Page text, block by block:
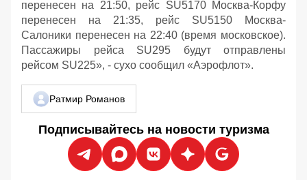
перенесен на 21:50, рейс SU5170 Москва-Корфу
перенесен на 21:35, рейс SU5150 Москва-
Салоники перенесен на 22:40 (время московское).
Пассажиры рейса SU295 будут отправлены
рейсом SU225», - сухо сообщил «Аэрофлот».
Ратмир Романов
Подписывайтесь на новости туризма